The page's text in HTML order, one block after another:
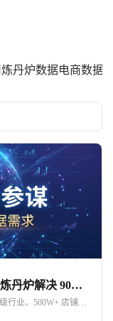
炼丹炉数据电商数据
淘系电商数据服务推荐：生意参谋 + 炼丹炉解决 90% 的需求
炼丹炉电商数据2026年拥有淘宝天猫京东180+ 一级行业、500W+ 店铺、100 亿+ 商品数据。炼丹炉+生意参谋是高性价比的数据获取和分析组合。生意参谋解决"看自己",炼丹炉解决"看市场、选赛道、做新品、跨平台对比"。本文系统讲清楚"淘系数据分析的核心需求、4 大功能模块、5 步选型法、4 大应用场景",帮淘系商家建立完整的数据工具组合。